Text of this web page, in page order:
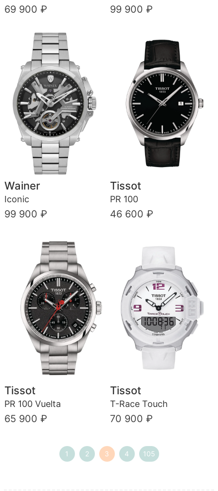
69 900 ₽ 99 900 ₽
Wainer
Iconic
99 900 ₽
Tissot
PR 100
46 600 ₽
Tissot
PR 100 Vuelta
65 900 ₽
Tissot
T-Race Touch
70 900 ₽
1 2 3 4 105